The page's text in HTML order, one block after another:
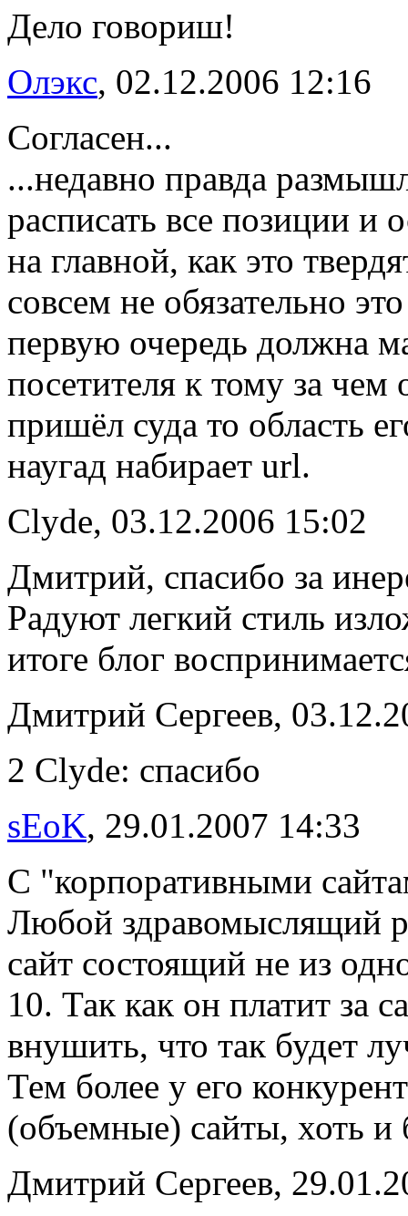
Дело говориш!
Олэкс, 02.12.2006 12:16
Согласен...
...недавно правда
расписать все позиции и
на главной, как это
совсем не обязательно
первую очередь должна
посетителя к тому за
пришёл суда то область
наугад набирает url.
Clyde, 03.12.2006 15:02
Дмитрий, спасибо за
Радуют легкий стиль
итоге блог
Дмитрий Сергеев,
2 Clyde: спасибо
sEoK, 29.01.2007 14:33
С "корпоративными
Любой здравомыслящий
сайт состоящий не из
10. Так как он платит за
внушить, что так будет
Тем более у его
(объемные) сайты, хоть и
Дмитрий Сергеев,